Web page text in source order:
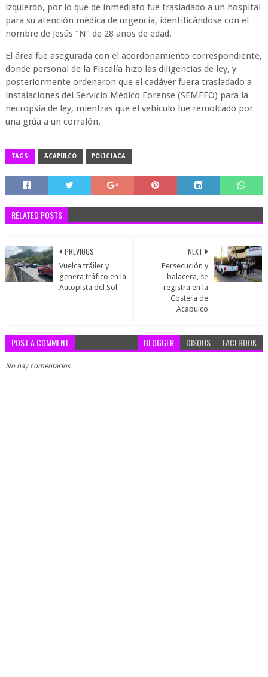
izquierdo, por lo que de inmediato fue trasladado a un hospital
para su atención médica de urgencia, identificándose con el
nombre de Jesús "N" de 28 años de edad.
El área fue asegurada con el acordonamiento correspondiente,
donde personal de la Fiscalía hizo las diligencias de ley, y
posteriormente ordenaron que el cadáver fuera trasladado a
instalaciones del Servicio Médico Forense (SEMEFO) para la
necropsia de ley, mientras que el vehiculo fue remolcado por
una grúa a un corralón.
TAGS: ACAPULCO POLICIACA
RELATED POSTS
NEXT
Persecución y
balacera, se
registra en la
Costera de
Acapulco
PREVIOUS
Vuelca tráiler y
genera tráfico en la
Autopista del Sol
POST A COMMENT BLOGGER DISQUS FACEBOOK
No hay comentarios